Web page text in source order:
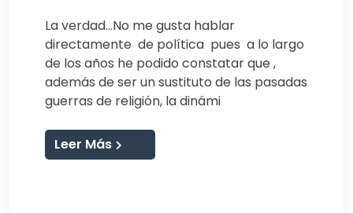
La verdad…No me gusta hablar
directamente de política pues a lo largo
de los años he podido constatar que ,
además de ser un sustituto de las pasadas
guerras de religión, la dinámi
Leer Más